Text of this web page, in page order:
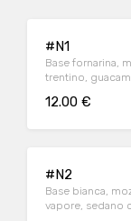
#N1
Base fornarina,
trentino,
12.00 €
#N2
Base bianca,
vapore, sedano